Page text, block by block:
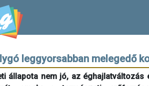
leggyorsabban melegedő
állapota nem jó, az